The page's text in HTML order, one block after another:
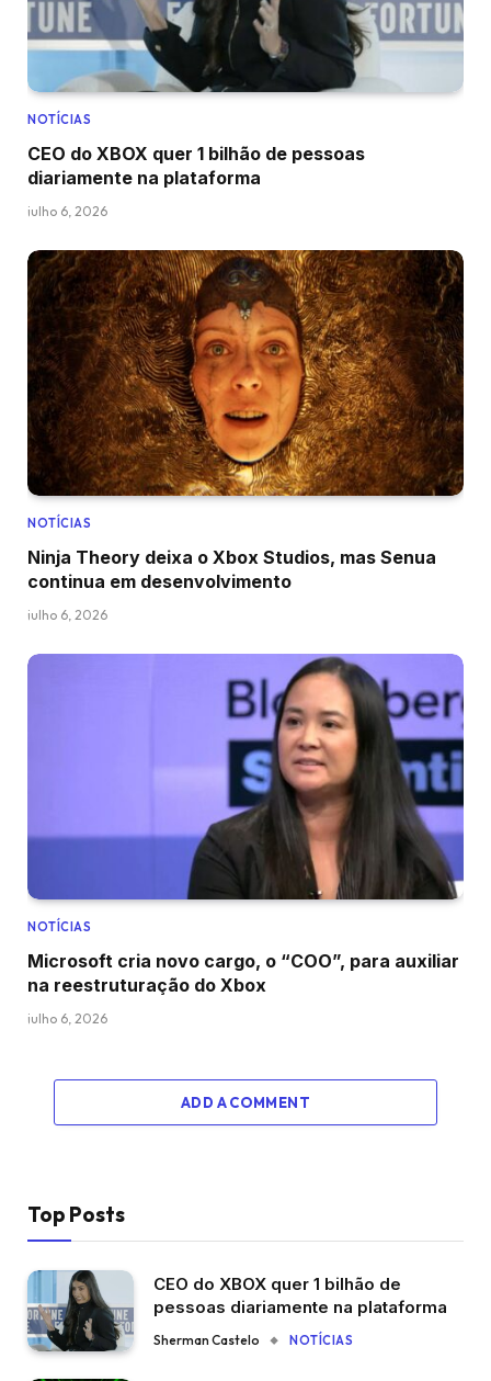
NOTÍCIAS
CEO do XBOX quer 1 bilhão de pessoas
diariamente na plataforma
julho 6, 2026
NOTÍCIAS
Ninja Theory deixa o Xbox Studios, mas Senua
continua em desenvolvimento
julho 6, 2026
NOTÍCIAS
Microsoft cria novo cargo, o “COO”, para auxiliar
na reestruturação do Xbox
julho 6, 2026
ADD A COMMENT
Top Posts
CEO do XBOX quer 1 bilhão de
pessoas diariamente na plataforma
Sherman Castelo NOTÍCIAS